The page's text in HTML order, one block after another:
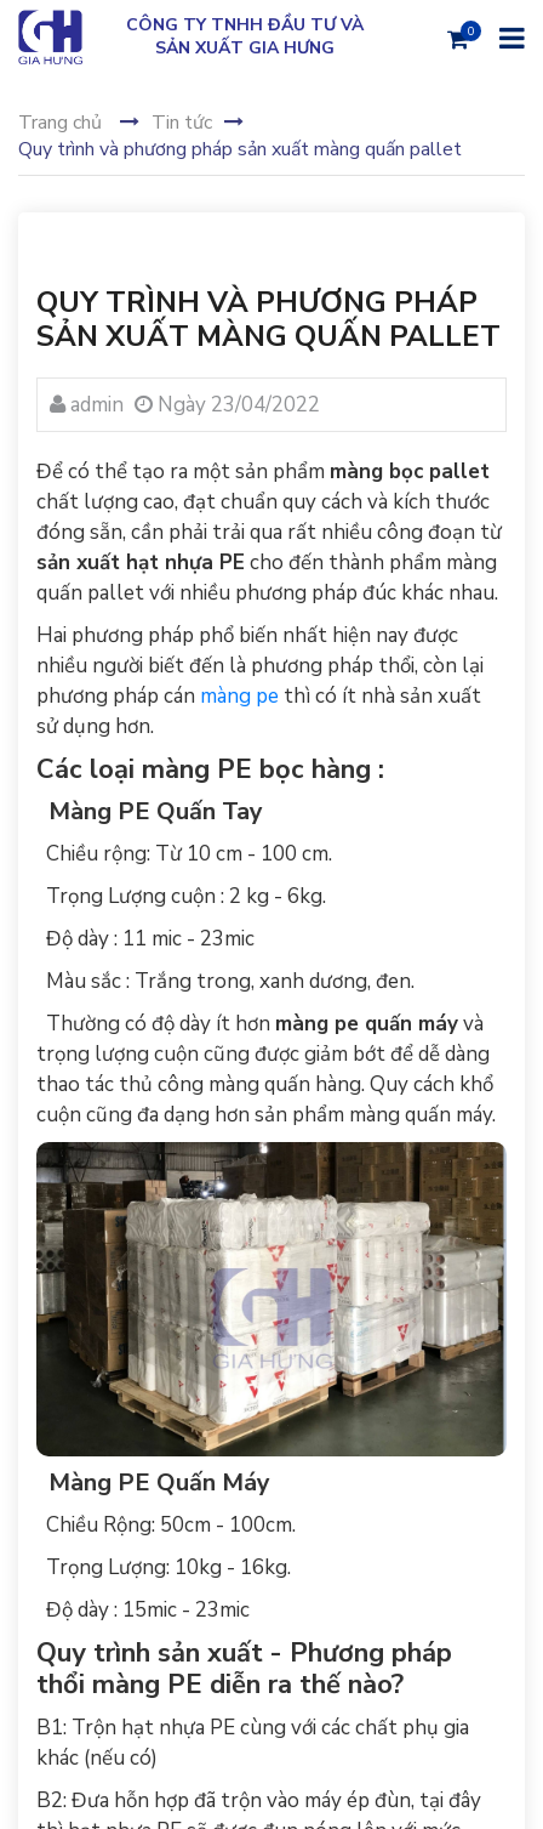
CÔNG TY TNHH ĐẦU TƯ VÀ
SẢN XUẤT GIA HƯNG
0
Trang chủ
Tin tức
Quy trình và phương pháp sản xuất màng quấn pallet
QUY TRÌNH VÀ PHƯƠNG PHÁP
SẢN XUẤT MÀNG QUẤN PALLET
admin Ngày 23/04/2022
Để có thể tạo ra một sản phẩm màng bọc pallet
chất lượng cao, đạt chuẩn quy cách và kích thước
đóng sẵn, cần phải trải qua rất nhiều công đoạn từ
sản xuất hạt nhựa PE cho đến thành phẩm màng
quấn pallet với nhiều phương pháp đúc khác nhau.
Hai phương pháp phổ biến nhất hiện nay được
nhiều người biết đến là phương pháp thổi, còn lại
phương pháp cán màng pe thì có ít nhà sản xuất
sử dụng hơn.
Các loại màng PE bọc hàng :
Màng PE Quấn Tay
Chiều rộng: Từ 10 cm - 100 cm.
Trọng Lượng cuộn : 2 kg - 6kg.
Độ dày : 11 mic - 23mic
Màu sắc : Trắng trong, xanh dương, đen.
Thường có độ dày ít hơn màng pe quấn máyvà
trọng lượng cuộn cũng được giảm bớt để dễ dàng
thao tác thủ công màng quấn hàng. Quy cách khổ
cuộn cũng đa dạng hơn sản phẩm màng quấn máy.
Màng PE Quấn Máy
Chiều Rộng: 50cm - 100cm.
Trọng Lượng: 10kg - 16kg.
Độ dày : 15mic - 23mic
Quy trình sản xuất - Phương pháp
thổi màng PE diễn ra thế nào?
B1: Trộn hạt nhựa PE cùng với các chất phụ gia
khác (nếu có)
B2: Đưa hỗn hợp đã trộn vào máy ép đùn, tại đây